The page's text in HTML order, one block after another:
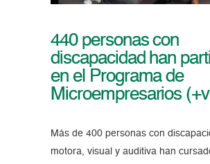
440 personas con
discapacidad han
en el Programa de
Microempresarios
Más de 400 personas con
motora, visual y auditiva han